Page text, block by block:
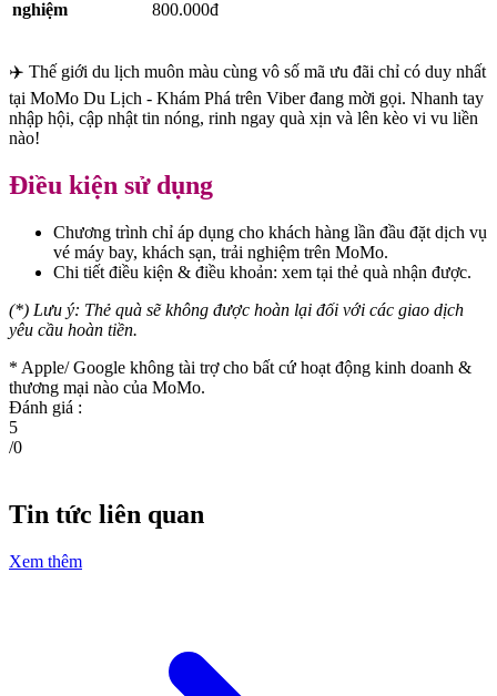
nghiệm 800.000đ
✈️ Thế giới du lịch muôn màu cùng vô số mã ưu đãi chỉ có duy nhất
tại MoMo Du Lịch - Khám Phá trên Viber đang mời gọi. Nhanh tay
nhập hội, cập nhật tin nóng, rinh ngay quà xịn và lên kèo vi vu liền
nào!
Điều kiện sử dụng
Chương trình chỉ áp dụng cho khách hàng lần đầu đặt dịch vụ
vé máy bay, khách sạn, trải nghiệm trên MoMo.
Chi tiết điều kiện & điều khoản: xem tại thẻ quà nhận được.
(*) Lưu ý: Thẻ quà sẽ không được hoàn lại đối với các giao dịch
yêu cầu hoàn tiền.
* Apple/ Google không tài trợ cho bất cứ hoạt động kinh doanh &
thương mại nào của MoMo.
Đánh giá :
5
/0
Tin tức liên quan
Xem thêm